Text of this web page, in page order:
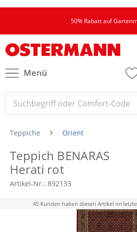
50% Rabatt auf
Menü
Teppiche Orient
Teppich BENARAS
Herati rot
Artikel-Nr.: 892133
45 Kunden haben diesen Artikel im